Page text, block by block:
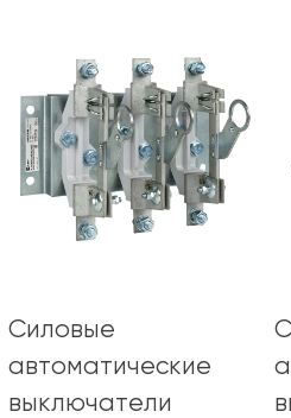
Силовые
автоматические
выключатели